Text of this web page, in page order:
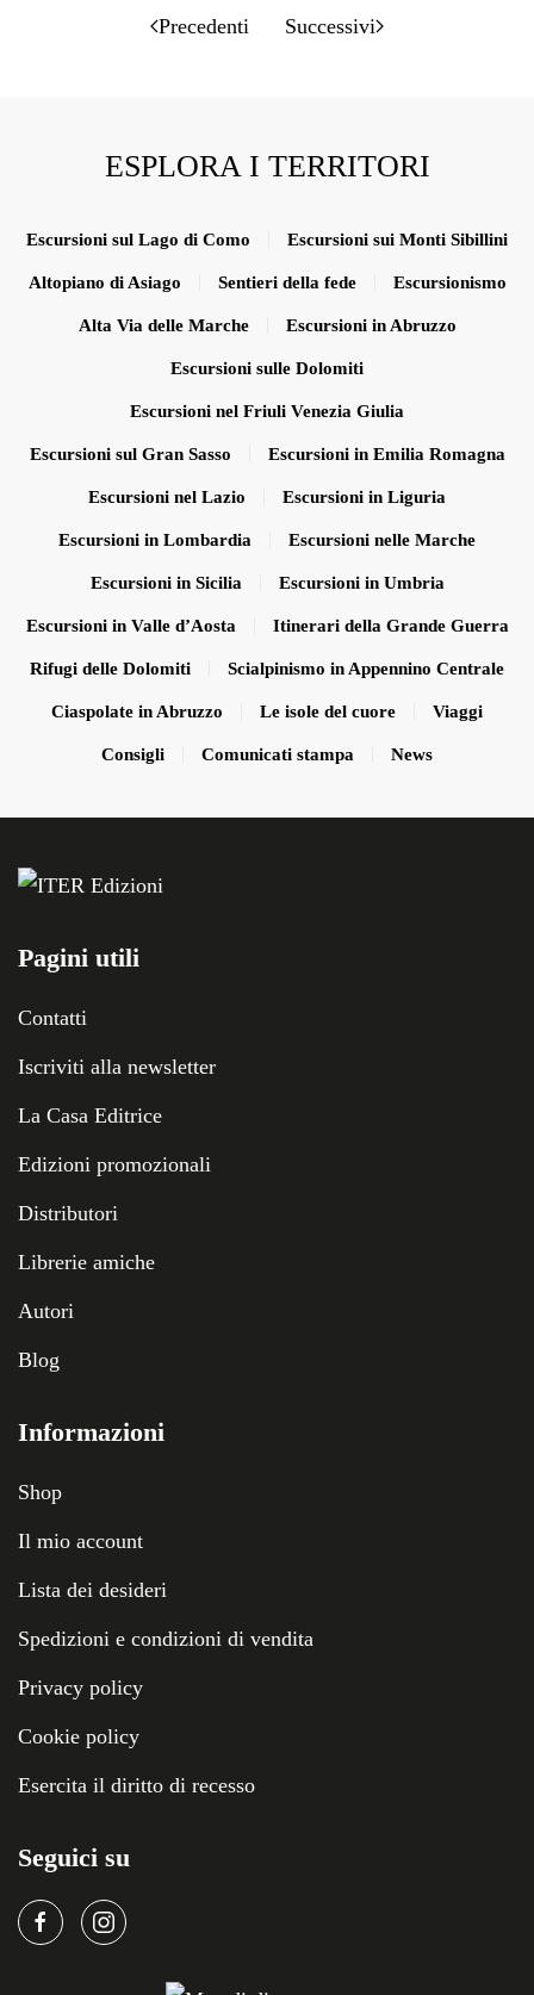
Precedenti Successivi
ESPLORA I TERRITORI
Escursioni sul Lago di Como Escursioni sui Monti Sibillini
Altopiano di Asiago Sentieri della fede Escursionismo
Alta Via delle Marche Escursioni in Abruzzo
Escursioni sulle Dolomiti
Escursioni nel Friuli Venezia Giulia
Escursioni sul Gran Sasso Escursioni in Emilia Romagna
Escursioni nel Lazio Escursioni in Liguria
Escursioni in Lombardia Escursioni nelle Marche
Escursioni in Sicilia Escursioni in Umbria
Escursioni in Valle d’Aosta Itinerari della Grande Guerra
Rifugi delle Dolomiti Scialpinismo in Appennino Centrale
Ciaspolate in Abruzzo Le isole del cuore Viaggi
Consigli Comunicati stampa News
Pagini utili
Contatti
Iscriviti alla newsletter
La Casa Editrice
Edizioni promozionali
Distributori
Librerie amiche
Autori
Blog
Informazioni
Shop
Il mio account
Lista dei desideri
Spedizioni e condizioni di vendita
Privacy policy
Cookie policy
Esercita il diritto di recesso
Seguici su